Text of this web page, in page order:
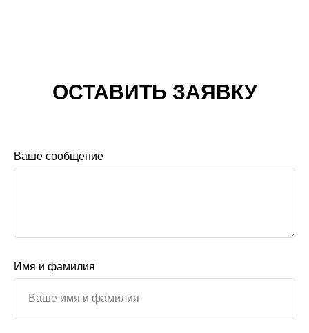
ОСТАВИТЬ ЗАЯВКУ
Ваше сообщение
Имя и фамилия